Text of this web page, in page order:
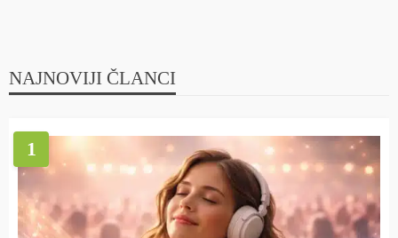
NAJNOVIJI ČLANCI
1